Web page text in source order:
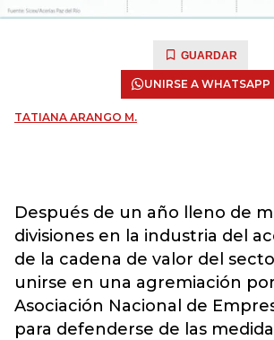
GUARDAR
UNIRSE A WHATSAPP
TATIANA ARANGO M.
Después de un año lleno de
divisiones en la industria del
de la cadena de valor del
unirse en una agremiación
Asociación Nacional de
para defenderse de las